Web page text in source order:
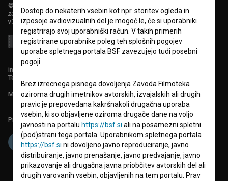
© 2018-2026, Filmoteka,
zavod za širjenje filmske kulture
v7.151.0
info@filmoteka.si
Tehnična pomoč: podpora@bsf.si
Mednarodna številka ISSN 2670-787X
Projekt sofinancira:
Dostop do nekaterih vsebin kot npr. storitev ogleda in
izposoje avdiovizualnih del je mogoč le, če si uporabniki
registrirajo svoj uporabniški račun. V takih primerih
registrirane uporabnike poleg teh splošnih pogojev
uporabe spletnega portala BSF zavezujejo tudi posebni
pogoji.
Brez izrecnega pisnega dovoljenja Zavoda Filmoteka
oziroma drugih imetnikov avtorskih, izvajalskih ali drugih
pravic je prepovedana kakršnakoli drugačna uporaba
vsebin, ki so objavljene oziroma drugače dane na voljo
javnosti na portalu https://bsf.si ali na posamezni spletni
(pod)strani tega portala. Uporabnikom spletnega portala
https://bsf.si ni dovoljeno javno reproduciranje, javno
distribuiranje, javno prenašanje, javno predvajanje, javno
prikazovanje ali drugačna javna priobčitev avtorskih del ali
drugih varovanih vsebin, objavljenih na tem portalu. Prav